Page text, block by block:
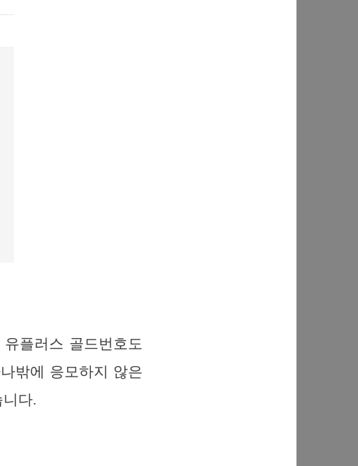
플러스 골드번호도
밖에 응모하지 않은
다.